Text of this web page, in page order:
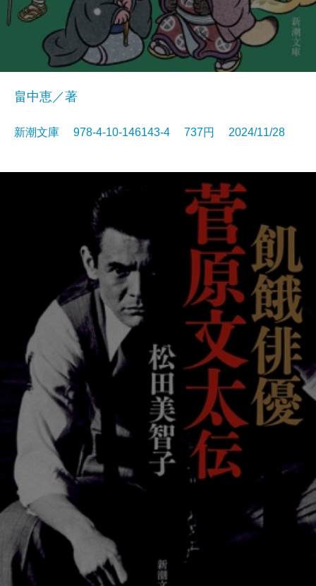
畠中恵／著
新潮文庫 978-4-10-146143-4 737円 2024/11/28